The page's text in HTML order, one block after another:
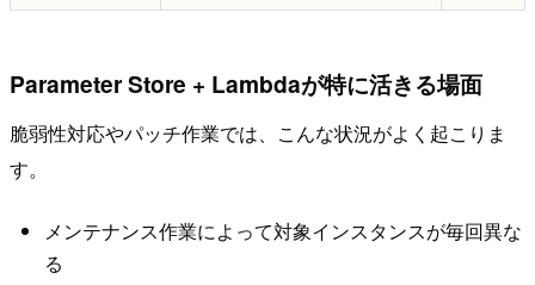
Parameter Store + Lambdaが特に活きる場面
脆弱性対応やパッチ作業では、こんな状況がよく起こりま
す。
メンテナンス作業によって対象インスタンスが毎回異な
る